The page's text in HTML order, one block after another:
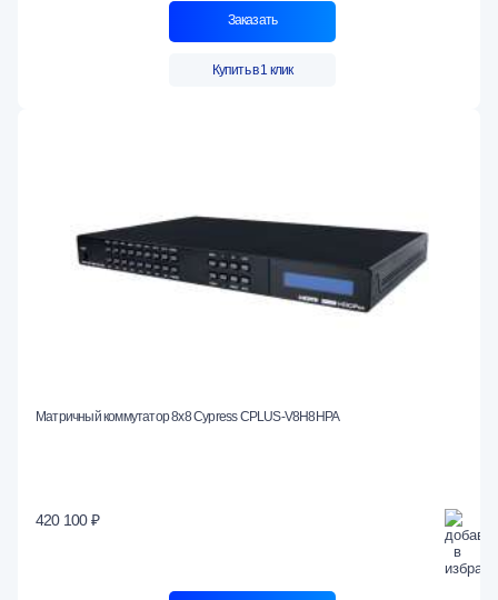
Заказать
Купить в 1 клик
Матричный коммутатор 8х8 Cypress CPLUS-V8H8HPA
420 100 ₽